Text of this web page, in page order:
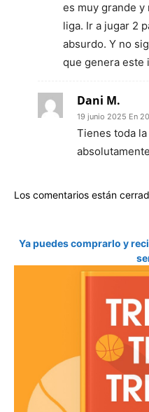
es muy grande y
liga. Ir a jugar 2
absurdo. Y no
que genera este
Dani M.
19 junio 2025 En
Tienes toda
Los comentarios están
Ya puedes comprarlo y